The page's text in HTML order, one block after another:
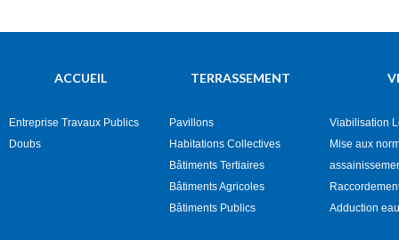
ACCUEIL
Entreprise Travaux Publics
Doubs
TERRASSEMENT
Pavillons
Habitations Collectives
Bâtiments Tertiaires
Bâtiments Agricoles
Bâtiments Publics
Viabilisation
Mise aux
Adduction